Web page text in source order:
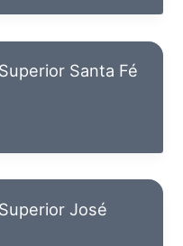
Santa Fé
José